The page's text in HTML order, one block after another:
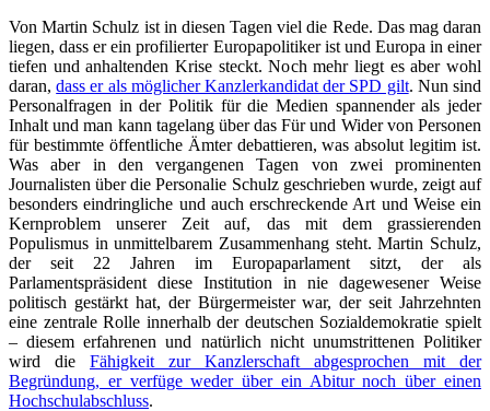
Von Martin Schulz ist in diesen Tagen viel die Rede. Das mag daran
liegen, dass er ein profilierter Europapolitiker ist und Europa in einer
tiefen und anhaltenden Krise steckt. Noch mehr liegt es aber wohl
daran,dass er als möglicher Kanzlerkandidat der SPD gilt. Nun sind
Personalfragen in der Politik für die Medien spannender als jeder
Inhalt und man kann tagelang über das Für und Wider von Personen
für bestimmte öffentliche Ämter debattieren, was absolut legitim ist.
Was aber in den vergangenen Tagen von zwei prominenten
Journalisten über die Personalie Schulz geschrieben wurde, zeigt auf
besonders eindringliche und auch erschreckende Art und Weise ein
Kernproblem unserer Zeit auf, das mit dem grassierenden
Populismus in unmittelbarem Zusammenhang steht. Martin Schulz,
der seit 22 Jahren im Europaparlament sitzt, der als
Parlamentspräsident diese Institution in nie dagewesener Weise
politisch gestärkt hat, der Bürgermeister war, der seit Jahrzehnten
eine zentrale Rolle innerhalb der deutschen Sozialdemokratie spielt
– diesem erfahrenen und natürlich nicht unumstrittenen Politiker
wird die Fähigkeit zur Kanzlerschaft abgesprochen mit der
Begründung, er verfüge weder über ein Abitur noch über einen
Hochschulabschluss.